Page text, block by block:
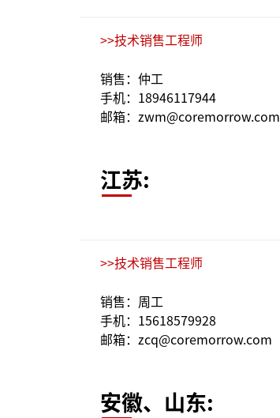
>>技术销售工程师
销售：仲工
手机：18946117944
邮箱：zwm@coremorrow.com
江苏:
>>技术销售工程师
销售：周工
手机：15618579928
邮箱：zcq@coremorrow.com
安徽、山东: